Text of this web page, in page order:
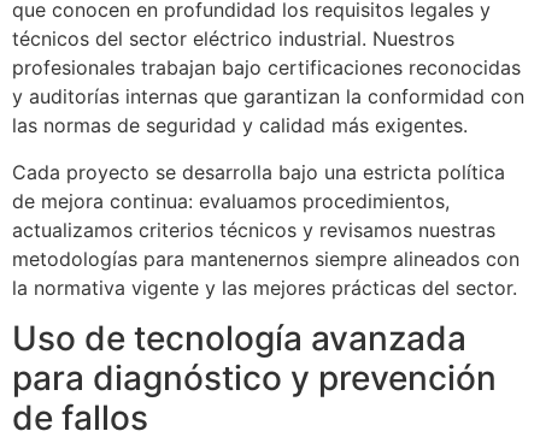
que conocen en profundidad los requisitos legales y
técnicos del sector eléctrico industrial. Nuestros
profesionales trabajan bajo certificaciones reconocidas
y auditorías internas que garantizan la conformidad con
las normas de seguridad y calidad más exigentes.
Cada proyecto se desarrolla bajo una estricta política
de mejora continua: evaluamos procedimientos,
actualizamos criterios técnicos y revisamos nuestras
metodologías para mantenernos siempre alineados con
la normativa vigente y las mejores prácticas del sector.
Uso de tecnología avanzada
para diagnóstico y prevención
de fallos